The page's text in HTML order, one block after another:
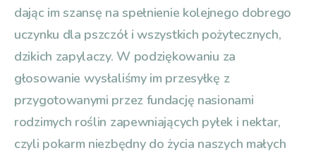
dając im szansę na spełnienie kolejnego dobrego
uczynku dla pszczół i wszystkich pożytecznych,
dzikich zapylaczy. W podziękowaniu za
głosowanie wysłaliśmy im przesyłkę z
przygotowanymi przez fundację nasionami
rodzimych roślin zapewniających pyłek i nektar,
czyli pokarm niezbędny do życia naszych małych